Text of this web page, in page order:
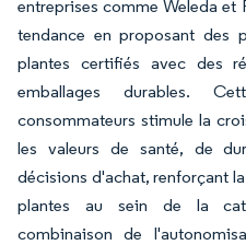
entreprises comme Weleda et
tendance en proposant des
plantes certifiés avec des
emballages durables.
consommateurs stimule la
les valeurs de santé, de
décisions d'achat, renforçant
plantes au sein de la
combinaison de